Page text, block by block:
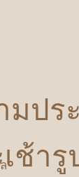
มปร
ช้า